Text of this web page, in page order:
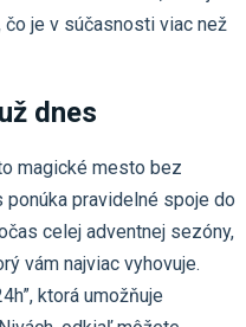
je v súčasnosti viac než
dnes
magické mesto bez
pravidelné spoje do
celej adventnej sezóny,
vám najviac vyhovuje.
ktorá umožňuje